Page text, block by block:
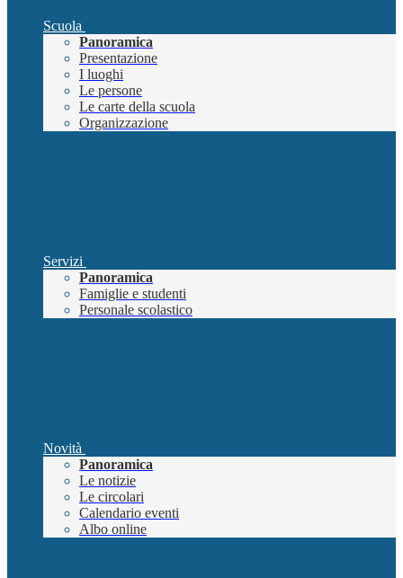
Scuola
Panoramica
Presentazione
I luoghi
Le persone
Le carte della scuola
Organizzazione
Servizi
Panoramica
Famiglie e studenti
Personale scolastico
Novità
Panoramica
Le notizie
Le circolari
Calendario eventi
Albo online